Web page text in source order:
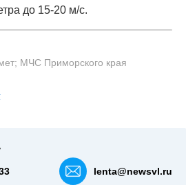
до 15-20 м/с.
МЧС Приморского края
lenta@newsvl.ru